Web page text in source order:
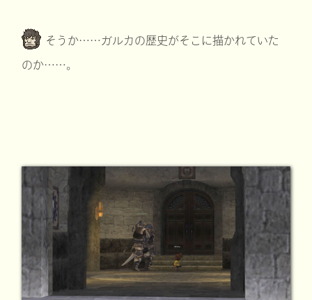
そうか……ガルカの歴史がそこに描かれていた
のか……。